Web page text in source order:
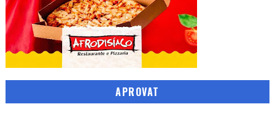
APROVAT